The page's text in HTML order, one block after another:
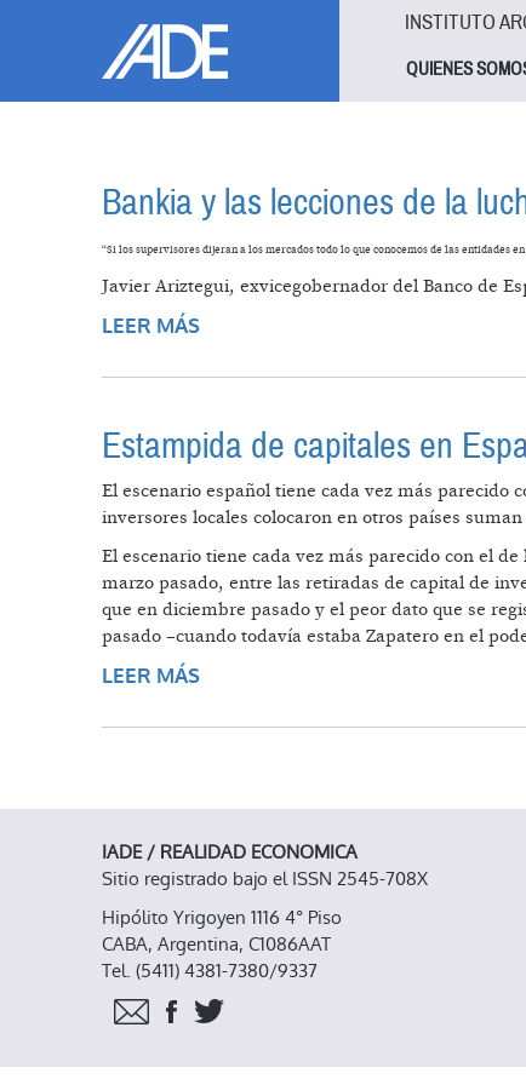
INSTITUTO
QUIENES
Bankia y las lecciones de la
“Si los supervisores dijeran a los mercados todo lo que conocemos de las entidades
Javier Ariztegui, exvicegobernador del Banco de
LEER MÁS
Estampida de capitales en
El escenario español tiene cada vez más parecido
inversores locales colocaron en otros países
El escenario tiene cada vez más parecido con el
marzo pasado, entre las retiradas de capital de
que en diciembre pasado y el peor dato que se
pasado –cuando todavía estaba Zapatero en el
LEER MÁS
IADE / REALIDAD ECONOMICA
Sitio registrado bajo el ISSN 2545-708X
Hipólito Yrigoyen 1116 4° Piso
CABA, Argentina, C1086AAT
Tel. (5411) 4381-7380/9337